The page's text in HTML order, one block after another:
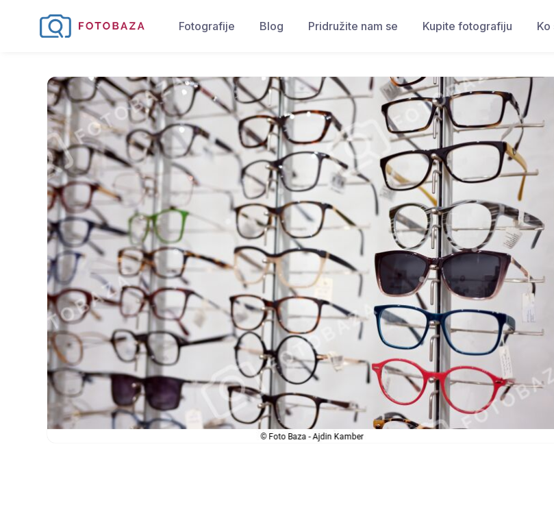
Fotografije Blog Pridružite nam se Kupite fotografiju Ko